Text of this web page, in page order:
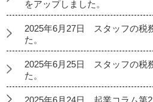
をアップしました。
2025年6月27日 スタッフの税
た。
2025年6月25日 スタッフの税
た。
2025年6月24日 起業コラム第